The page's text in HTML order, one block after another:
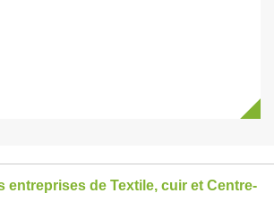
entreprises de Textile, cuir et Centre-